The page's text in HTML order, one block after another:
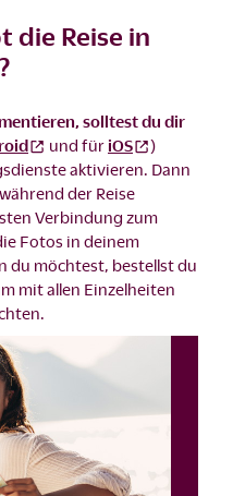
die Reise in
solltest du dir
und für iOS
)
aktivieren. Dann
der Reise
Verbindung zum
Fotos in deinem
du möchtest, bestellst du
mit allen Einzelheiten